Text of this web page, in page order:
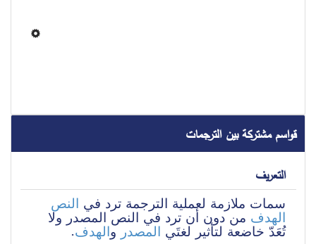
قواسم مشتركة بين الترجمات
التعريف
سمات ملازمة لعملية الترجمة ترد في
الهدف
تُعَدّ خاضعة لتأثير لغتَي المصدر والهدف.